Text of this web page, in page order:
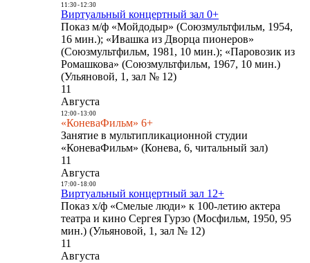
11:30- 12:30
Виртуальный концертный зал 0+
Показ м/ф «Мойдодыр» (Союзмультфильм, 1954,
16 мин.); «Ивашка из Дворца пионеров»
(Союзмультфильм, 1981, 10 мин.); «Паровозик из
Ромашкова» (Союзмультфильм, 1967, 10 мин.)
(Ульяновой, 1, зал № 12)
11
Августа
12:00- 13:00
«КоневаФильм» 6+
Занятие в мультипликационной студии
«КоневаФильм» (Конева, 6, читальный зал)
11
Августа
17:00- 18:00
Виртуальный концертный зал 12+
Показ х/ф «Смелые люди» к 100-летию актера
театра и кино Сергея Гурзо (Мосфильм, 1950, 95
мин.) (Ульяновой, 1, зал № 12)
11
Августа